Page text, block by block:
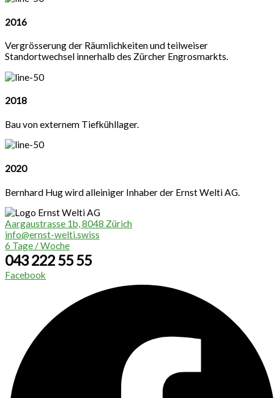
2016
Vergrösserung der Räumlichkeiten und teilweiser
Standortwechsel innerhalb des Zürcher Engrosmarkts.
2018
Bau von externem Tiefkühllager.
2020
Bernhard Hug wird alleiniger Inhaber der Ernst Welti AG.
Aargaustrasse 1b, 8048 Zürich
info@ernst-welti.swiss
6 Tage / Woche
043 222 55 55
Facebook